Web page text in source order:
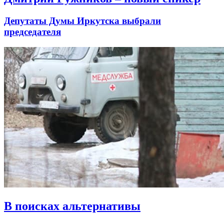
Депутаты Думы Иркутска выбрали
председателя
В поисках альтернативы